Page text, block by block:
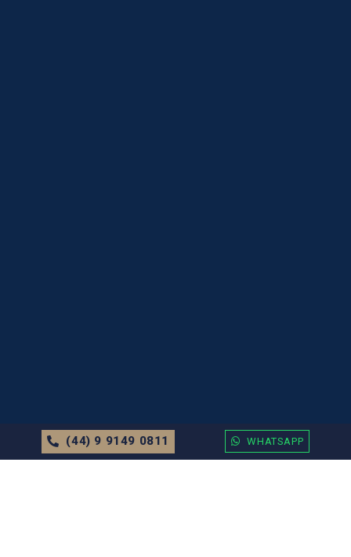
(44) 9 9149 0811 WHATSAPP